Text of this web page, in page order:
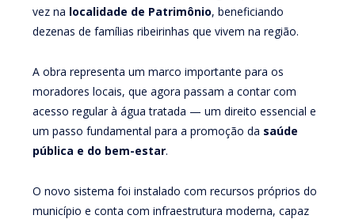
vez na localidade de Patrimônio, beneficiando
dezenas de famílias ribeirinhas que vivem na região.
A obra representa um marco importante para os
moradores locais, que agora passam a contar com
acesso regular à água tratada — um direito essencial e
um passo fundamental para a promoção da saúde
pública e do bem-estar.
O novo sistema foi instalado com recursos próprios do
município e conta com infraestrutura moderna, capaz